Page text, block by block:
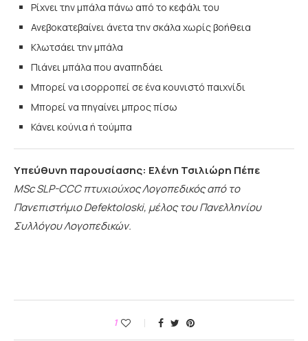
Ρίχνει την μπάλα πάνω από το κεφάλι του
Ανεβοκατεβαίνει άνετα την σκάλα χωρίς βοήθεια
Κλωτσάει την μπάλα
Πιάνει μπάλα που αναπηδάει
Μπορεί να ισορροπεί σε ένα κουνιστό παιχνίδι
Μπορεί να πηγαίνει μπρος πίσω
Κάνει κούνια ή τούμπα
Υπεύθυνη παρουσίασης: Ελένη Τσιλιώρη Πέπε
MSc SLP-CCC πτυχιούχος Λογοπεδικός από το
Πανεπιστήμιο Defektoloski, μέλος του Πανελληνίου
Συλλόγου Λογοπεδικών.
1